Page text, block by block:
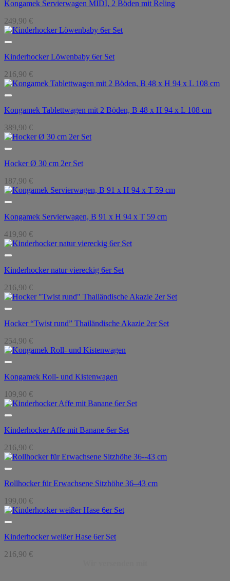
Kongamek Servierwagen MIDI, 2 Böden mit Reling
249,90 €
Kinderhocker Löwenbaby 6er Set
216,90 €
Kongamek Tablettwagen mit 2 Böden, B 48 x H 94 x L 108 cm
389,90 €
Hocker Ø 30 cm 2er Set
187,90 €
Kongamek Servierwagen, B 91 x H 94 x T 59 cm
419,90 €
Kinderhocker natur viereckig 6er Set
216,90 €
Hocker “Twist rund” Thailändische Akazie 2er Set
254,90 €
Kongamek Roll- und Kistenwagen
109,90 €
Kinderhocker Affe mit Banane 6er Set
216,90 €
Rollhocker für Erwachsene Sitzhöhe 36–43 cm
199,00 €
Kinderhocker weißer Hase 6er Set
216,90 €